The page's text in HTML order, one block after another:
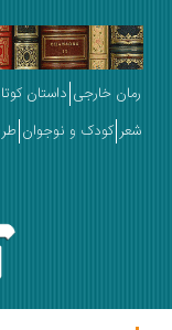
خارجی داستان کوتاه تاریخ
کودک و نوجوان طرح جلد